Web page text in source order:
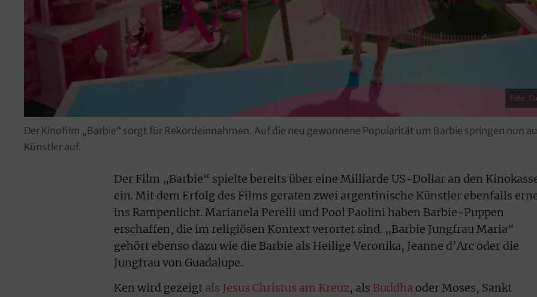
Foto:
Der Kinofilm „Barbie“ sorgt für Rekordeinnahmen. Auf die neu gewonnene Popularität um Barbie springen nun
Künstler auf.
Der Film „Barbie“ spielte bereits über eine Milliarde US-Dollar an den
ein. Mit dem Erfolg des Films geraten zwei argentinische Künstler ebenfalls
ins Rampenlicht. Marianela Perelli und Pool Paolini haben Barbie-Puppen
erschaffen, die im religiösen Kontext verortet sind. „Barbie Jungfrau Maria“
gehört ebenso dazu wie die Barbie als Heilige Veronika, Jeanne d’Arc oder die
Jungfrau von Guadalupe.
Ken wird gezeigt als Jesus Christus am Kreuz, als Buddha oder Moses, Sankt